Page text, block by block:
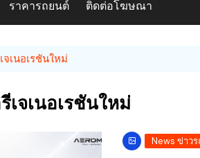
ราคารถยนต์ ติดต่อโฆษณา
จเนอเรชันใหม่
เจเนอเรชันใหม่
News ข่าว